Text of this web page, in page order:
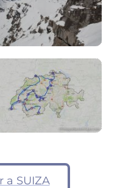
Suiza
10
días
a SUIZA